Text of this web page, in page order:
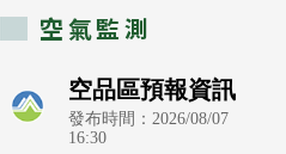
空氣監測